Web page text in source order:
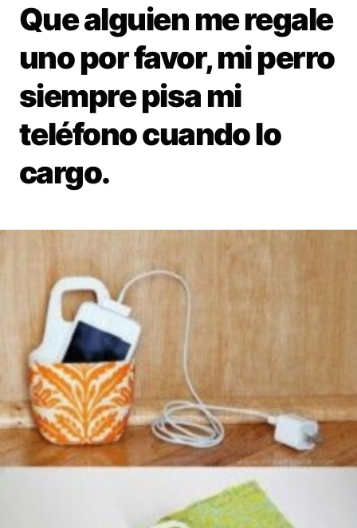
Que alguien me regale
uno por favor, mi perro
siempre pisa mi
teléfono cuando lo
cargo.